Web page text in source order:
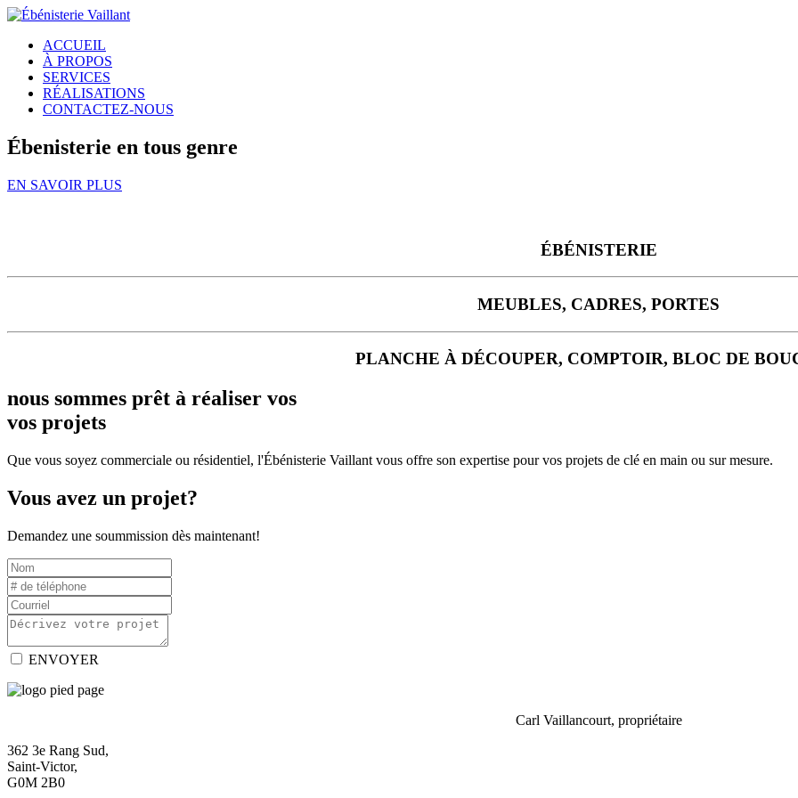
ACCUEIL
À PROPOS
SERVICES
RÉALISATIONS
CONTACTEZ-NOUS
Ébenisterie en tous genre
EN SAVOIR PLUS
ÉBÉNISTERIE
MEUBLES, CADRES, PORTES
PLANCHE À DÉCOUPER, COMPTOIR, BLOC DE
nous sommes prêt à réaliser vos
vos projets
Que vous soyez commerciale ou résidentiel, l'Ébénisterie Vaillant vous offre son expertise pour vos projets de clé en main ou sur mesure.
Vous avez un projet?
Demandez une soummission dès maintenant!
ENVOYER
Carl Vaillancourt, propriétaire
362 3e Rang Sud,
Saint-Victor,
G0M 2B0